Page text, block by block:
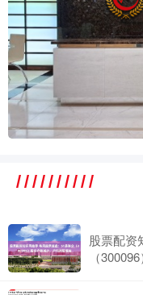
股票配资
（